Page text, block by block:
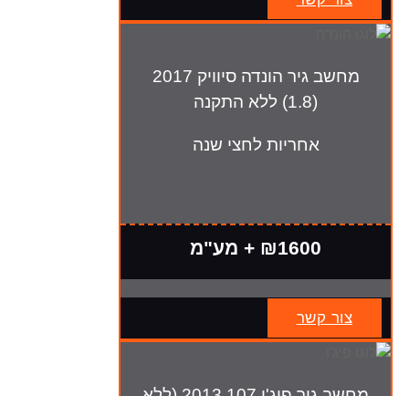
מחשב גיר הונדה סיוויק 2017
(1.8) ללא התקנה
אחריות לחצי שנה
₪1600 + מע"מ
צור קשר